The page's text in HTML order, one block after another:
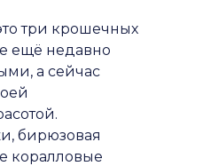
три крошечных
ещё недавно
а сейчас
бирюзовая
коралловые